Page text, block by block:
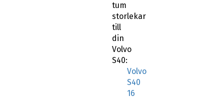
tum
storlekar
till
din
Volvo
S40:
Volvo
S40
16